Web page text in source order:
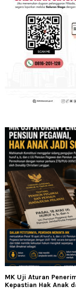
MK Uji Aturan
Kepastian Hak Anak